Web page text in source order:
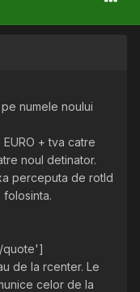
numele noului
+ tva catre
noul detinator.
perceputa de rotld
quote']
de la rcenter. Le
celor de la